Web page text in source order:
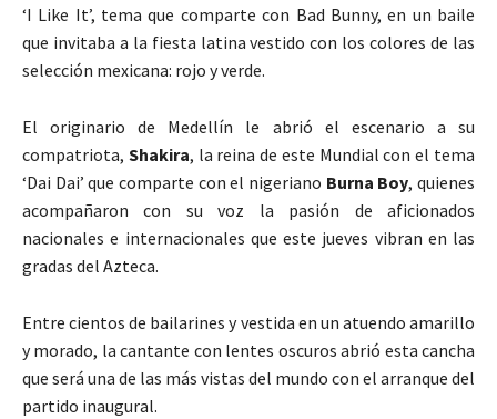
‘I Like It’, tema que comparte con Bad Bunny, en un baile
que invitaba a la fiesta latina vestido con los colores de las
selección mexicana: rojo y verde.
El originario de Medellín le abrió el escenario a su
compatriota, Shakira, la reina de este Mundial con el tema
‘Dai Dai’ que comparte con el nigeriano Burna Boy, quienes
acompañaron con su voz la pasión de aficionados
nacionales e internacionales que este jueves vibran en las
gradas del Azteca.
Entre cientos de bailarines y vestida en un atuendo amarillo
y morado, la cantante con lentes oscuros abrió esta cancha
que será una de las más vistas del mundo con el arranque del
partido inaugural.